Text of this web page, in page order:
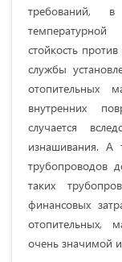
требований,
стойкость
службы
отопительных
внутренних
случается
изнашивания. А
трубопроводов
таких
финансовых
отопительных,
очень значимой